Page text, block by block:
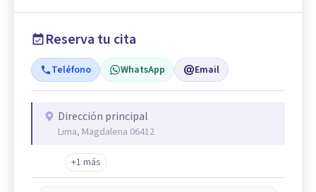
Reserva tu cita
Teléfono WhatsApp Email
Dirección principal
Lima, Magdalena 06412
+1 más